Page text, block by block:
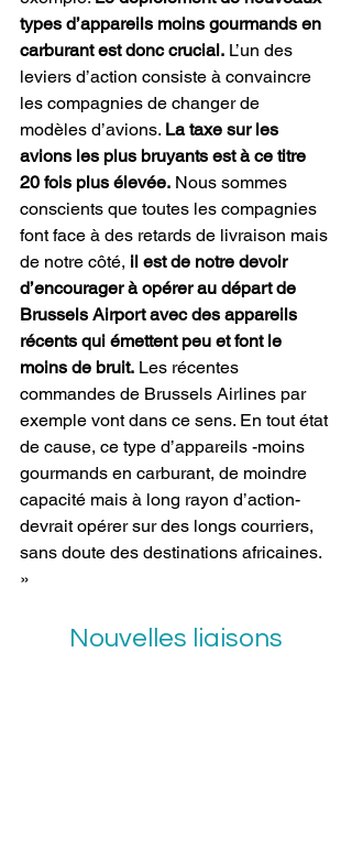
types d’appareils moins gourmands en
carburant est donc crucial. L’un des
leviers d’action consiste à convaincre
les compagnies de changer de
modèles d’avions. La taxe sur les
avions les plus bruyants est à ce titre
20 fois plus élevée. Nous sommes
conscients que toutes les compagnies
font face à des retards de livraison mais
de notre côté, il est de notre devoir
d’encourager à opérer au départ de
Brussels Airport avec des appareils
récents qui émettent peu et font le
moins de bruit. Les récentes
commandes de Brussels Airlines par
exemple vont dans ce sens. En tout état
de cause, ce type d’appareils -moins
gourmands en carburant, de moindre
capacité mais à long rayon d’action-
devrait opérer sur des longs courriers,
sans doute des destinations africaines.
»
Nouvelles liaisons